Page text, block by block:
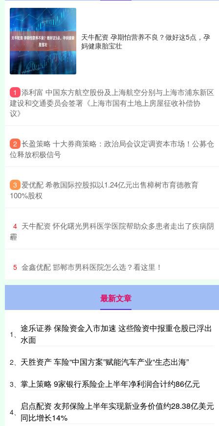
天牛配资 孕期怕营养不良？做好这5点，孕
妈健康胎宝壮
1 ​添利富 中国东方航空股份及上海航空分别与上海市浦东新区
建设和交通委员会签署《上海市国有土地上房屋征收补偿协
议》
2 ​长盈策略 十大券商策略：政治局会议定调资本市场！公募仓
位释放积极信号
3 ​爱优配 希教国际控股拟以1.24亿元出售樟树市育德教育
100%股权
4 ​天牛配资 怀化曙光男科医学医院帮助众多患者走出了疾病阴
霾
5 ​金鑫优配 邯郸市男科医院怎么选？看这里！
最新文章
1、
途乐证券 保险资金入市加速 这些险资中报重仓股已浮出
水面
2、 天胜资产 车险“中国方案”赋能汽车产业“生态出海”
3、 掌上策略 9家银行系险企上半年净利润合计约86亿元
4、
启点配资 友邦保险上半年实现新业务价值约28.38亿美元
同比增长14%